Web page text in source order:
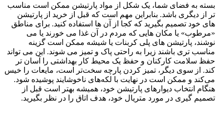
بسته به فضای شما، یک شکل از مواد پارتیشن ممکن است مناسب
تر از دیگری باشد. بنابراین مهم است که قبل از خرید از پارتیشن
های خود تصمیم بگیرید که کجا از آن ها استفاده کنید. برای مناطق
«مرطوب» یا مکان هایی که مردم در آن غذا می خورند یا می
نوشند، پارتیشن های پلی کربنات یا شیشه ممکن است گزینه
مناسب تری باشند زیرا به راحتی پاک و تمیز می شوند. این می تواند
حفظ سلامت کارکنان و حفظ یک محیط کار بهداشتی را آسان تر
کند. از سوی دیگر، تمیز کردن پارچه سخت‌تر است، مایعات را خیس
می‌کند و ممکن است در نهایت با لکه‌های ناخوشایند پوشیده شود.
هنگام انتخاب دیوارهای پارتیشن خود، همیشه بهتر است قبل از
تصمیم گیری در مورد متریال خود، هدف اتاق را در نظر بگیرید.